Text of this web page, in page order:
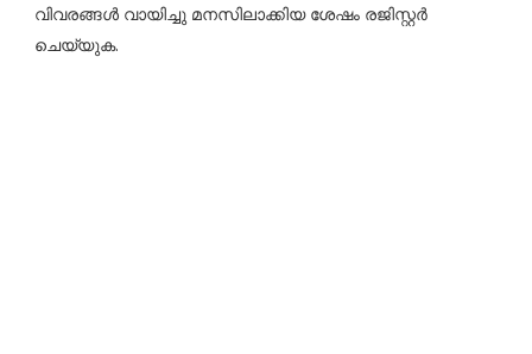
വിവരങ്ങൾ വായിച്ചു മനസിലാക്കിയ ശേഷം രജിസ്റ്റർ
ചെയ്യുക.